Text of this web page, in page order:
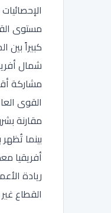
مستوى
كبيراً بين
شمال
مشاركة
القوى
مقارنة
بينما
أفريقيا
ريادة
القطاع